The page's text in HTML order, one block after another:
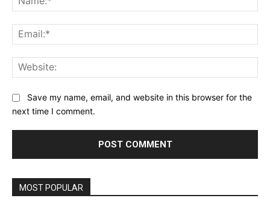
Save my name, email, and website in this browser for the
next time I comment.
MOST POPULAR